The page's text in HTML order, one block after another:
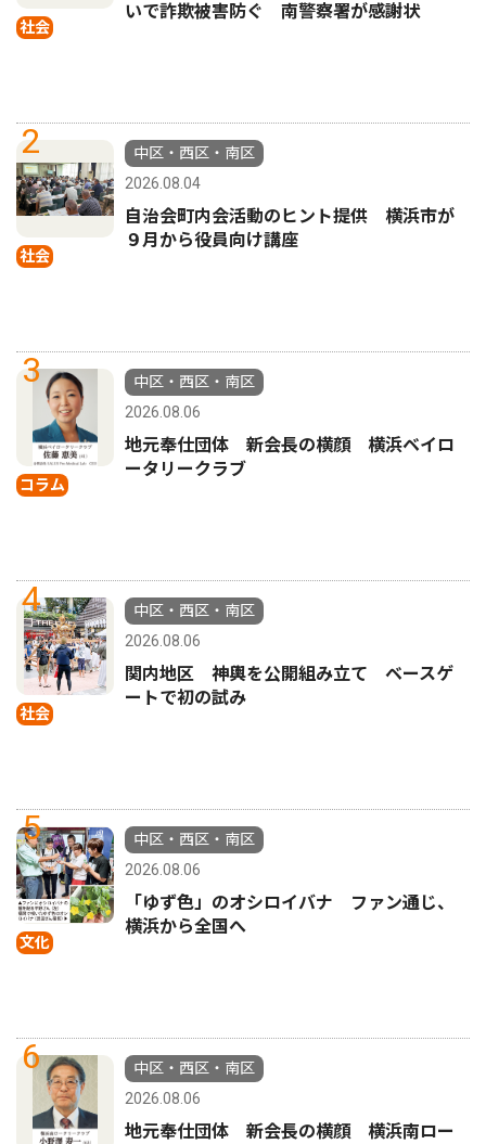
社会
いで詐欺被害防ぐ 南警察署が感謝状
2
社会
中区・西区・南区
2026.08.04
自治会町内会活動のヒント提供 横浜市が
９月から役員向け講座
3
コラム
中区・西区・南区
2026.08.06
地元奉仕団体 新会長の横顔 横浜ベイロ
ータリークラブ
4
社会
中区・西区・南区
2026.08.06
関内地区 神輿を公開組み立て ベースゲ
ートで初の試み
5
文化
中区・西区・南区
2026.08.06
「ゆず色」のオシロイバナ ファン通じ、
横浜から全国へ
6
中区・西区・南区
2026.08.06
地元奉仕団体 新会長の横顔 横浜南ロー